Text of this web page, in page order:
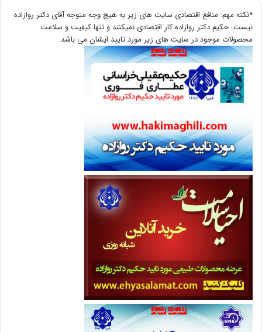
*نکته مهم: منافع اقتصادی سایت های زیر به هیچ وجه متوجه آقای دکتر روازاده
نیست. حکیم دکتر روازاده کار اقتصادی نمیکنند و تنها کیفیت و سلامت
محصولات موجود در سایت های زیر مورد تایید ایشان می باشد.